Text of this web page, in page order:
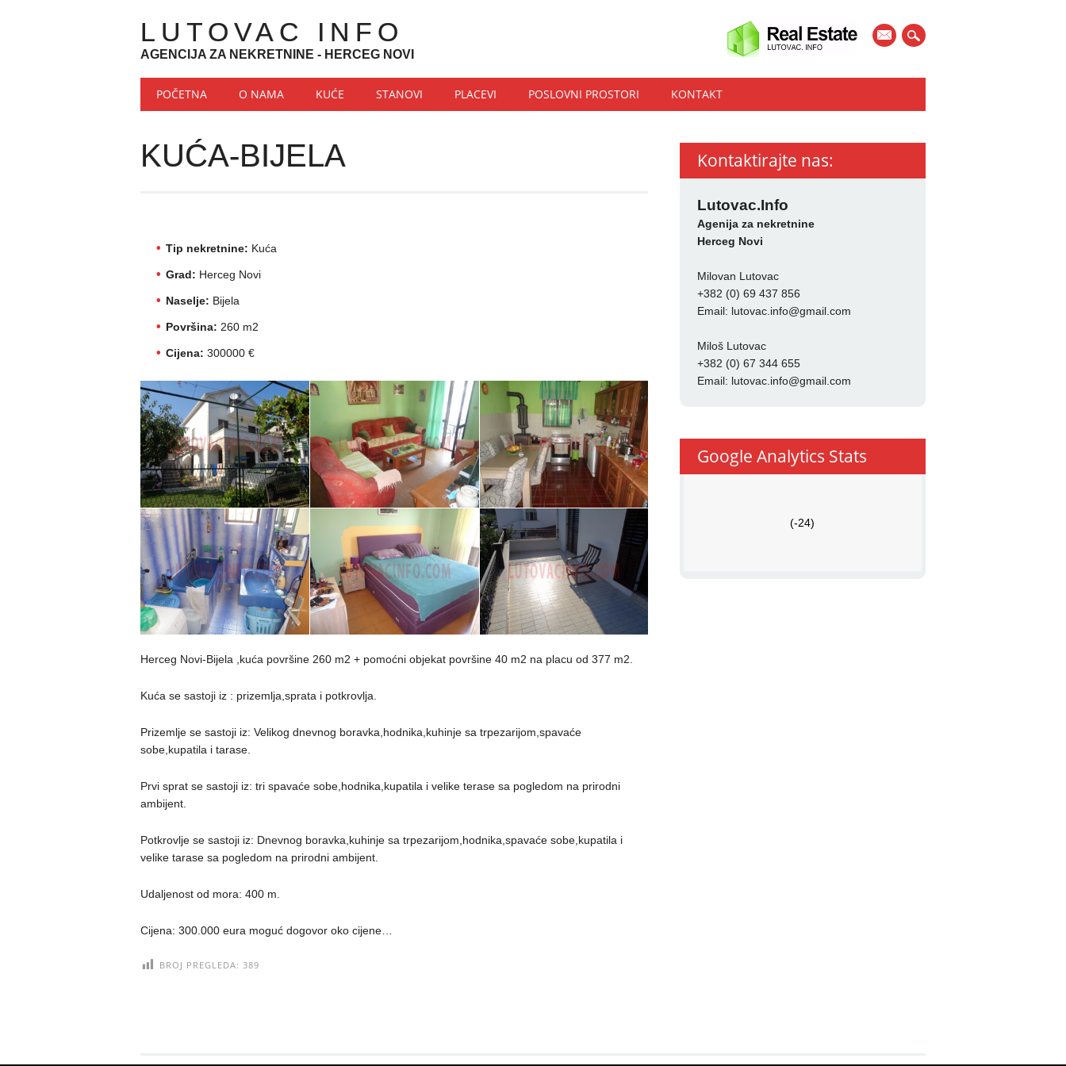
mail
LUTOVAC INFO
AGENCIJA ZA NEKRETNINE - HERCEG NOVI
Main menu
Skip to content
POČETNA O NAMA KUĆE STANOVI PLACEVI POSLOVNI PROSTORI KONTAKT
KUĆA-BIJELA
Tip nekretnine: Kuća
Grad: Herceg Novi
Naselje: Bijela
Površina: 260 m2
Cijena: 300000 €
Herceg Novi-Bijela ,kuća površine 260 m2 + pomoćni objekat površine 40 m2 na placu od 377 m2.
Kuća se sastoji iz : prizemlja,sprata i potkrovlja.
Prizemlje se sastoji iz: Velikog dnevnog boravka,hodnika,kuhinje sa trpezarijom,spavaće
sobe,kupatila i tarase.
Prvi sprat se sastoji iz: tri spavaće sobe,hodnika,kupatila i velike terase sa pogledom na prirodni
ambijent.
Potkrovlje se sastoji iz: Dnevnog boravka,kuhinje sa trpezarijom,hodnika,spavaće sobe,kupatila i
velike tarase sa pogledom na prirodni ambijent.
Udaljenost od mora: 400 m.
Cijena: 300.000 eura moguć dogovor oko cijene…
BROJ PREGLEDA: 389
Kontaktirajte nas:
Lutovac.Info
Agenija za nekretnine
Herceg Novi
Milovan Lutovac
+382 (0) 69 437 856
Email: lutovac.info@gmail.com
Miloš Lutovac
+382 (0) 67 344 655
Email: lutovac.info@gmail.com
Google Analytics Stats
(-24)